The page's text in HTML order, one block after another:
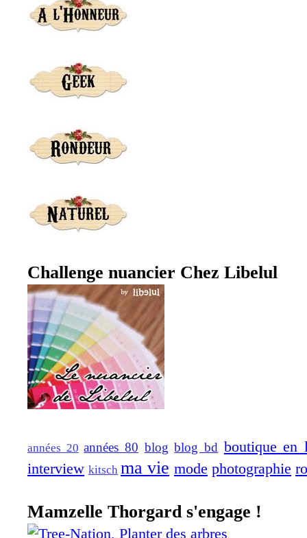
Challenge nuancier Chez Libelul
années 20 années 80 blog blog bd boutique en
interview kitsch ma vie mode photographie
Mamzelle Thorgard s'engage !